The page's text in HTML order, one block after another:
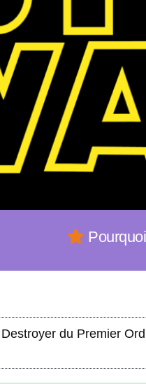
du Premier